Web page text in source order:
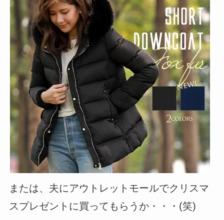
または、夫にアウトレットモールでクリスマ
スプレゼントに買ってもらうか・・・(笑)